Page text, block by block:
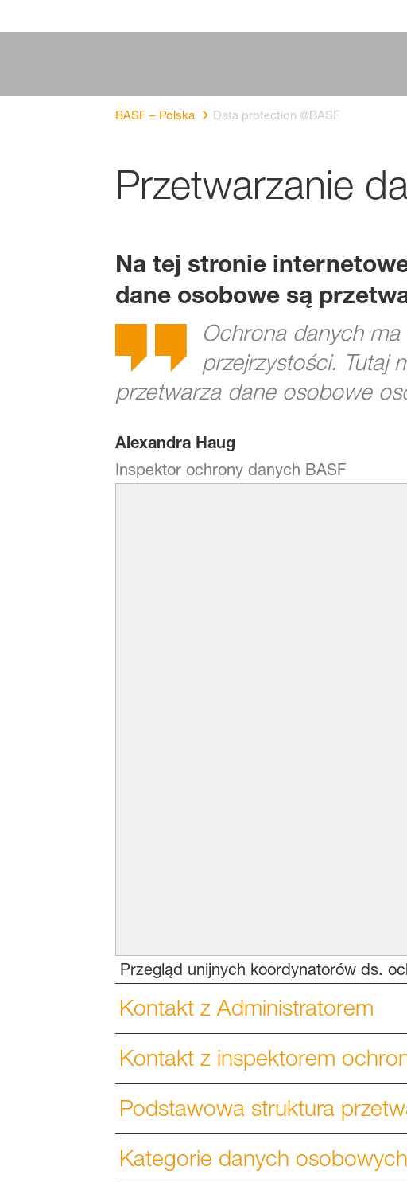
BASF – Polska Data protection @BASF
Przetwarzanie
Na tej stronie
dane osobowe są
Ochrona danych
przejrzystości. Tutaj
przetwarza dane osobowe
Alexandra Haug
Inspektor ochrony danych BASF
Przegląd unijnych koordynatorów ds.
Kontakt z Administratorem
Kontakt z inspektorem
Podstawowa struktura
Kategorie danych